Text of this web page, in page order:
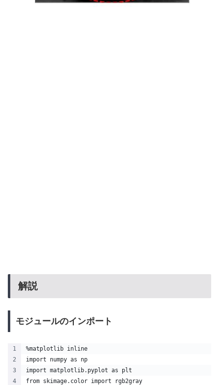
解説
モジュールのインポート
%matplotlib inline
import numpy as np
import matplotlib.pyplot as plt
from skimage.color import rgb2gray